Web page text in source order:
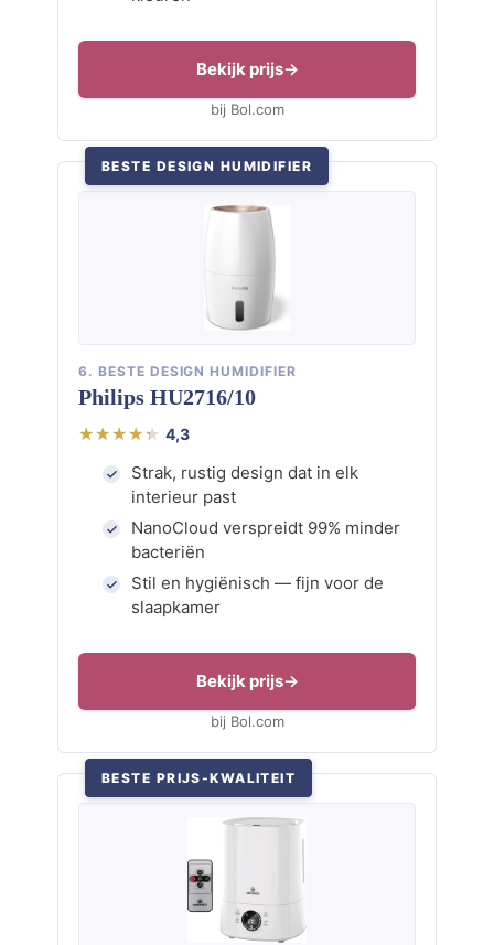
Bekijk prijs
bij Bol.com
BESTE DESIGN HUMIDIFIER
6. BESTE DESIGN HUMIDIFIER
Philips HU2716/10
4,3
Strak, rustig design dat in elk
interieur past
NanoCloud verspreidt 99% minder
bacteriën
Stil en hygiënisch — fijn voor de
slaapkamer
Bekijk prijs
bij Bol.com
BESTE PRIJS-KWALITEIT